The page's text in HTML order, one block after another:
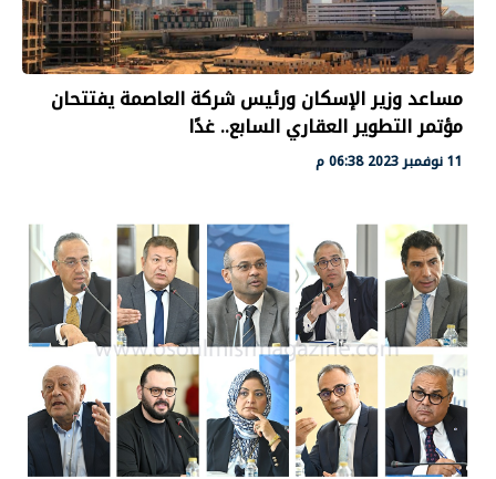
مساعد وزير الإسكان ورئيس شركة العاصمة يفتتحان
مؤتمر التطوير العقاري السابع.. غدًا
11 نوفمبر 2023 06:38 م